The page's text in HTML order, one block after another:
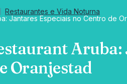
Restaurantes e Vida Noturna
Jantares Especiais no Centro de
Aruba:
Oranjestad